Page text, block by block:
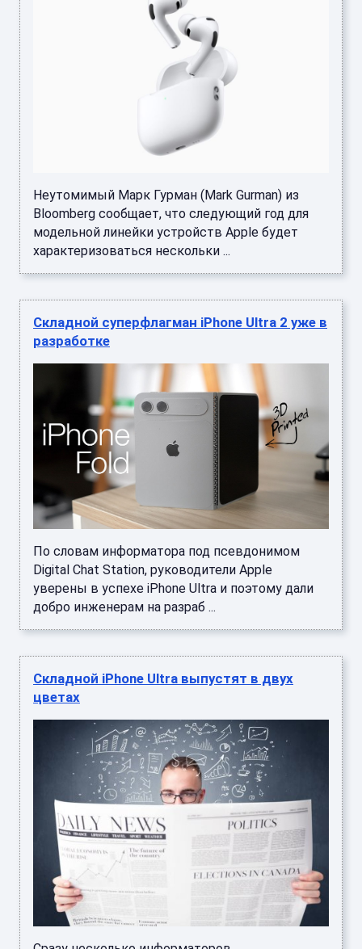
Неутомимый Марк Гурман (Mark Gurman) из
Bloomberg сообщает, что следующий год для
модельной линейки устройств Apple будет
характеризоваться нескольки ...
Складной суперфлагман iPhone Ultra 2 уже в
разработке
По словам информатора под псевдонимом
Digital Chat Station, руководители Apple
уверены в успехе iPhone Ultra и поэтому дали
добро инженерам на разраб ...
Складной iPhone Ultra выпустят в двух
цветах